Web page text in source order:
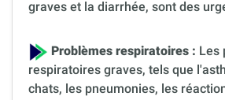
graves et la diarrhée, sont des
Problèmes respiratoires : Les
respiratoires graves, tels que
chats, les pneumonies, les